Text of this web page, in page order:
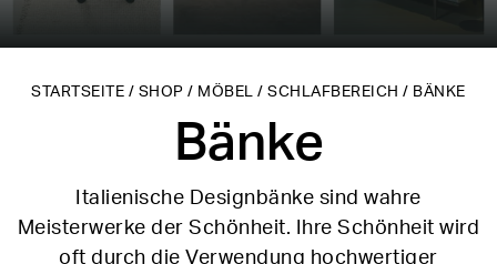
STARTSEITE / SHOP / MÖBEL /SCHLAFBEREICH / BÄNKE
Bänke
Italienische Designbänke sind wahre
Meisterwerke der Schönheit. Ihre Schönheit wird
oft durch die Verwendung hochwertiger